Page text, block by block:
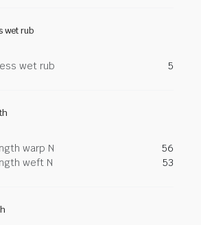
wet rub
wet rub 5
warp N
56
weft N
53